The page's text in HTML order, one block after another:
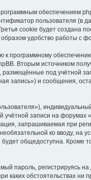
обеспечением
пользователя (в
cookie будет создана
удобство работы с
Вторым источником
под учётной
запись») и сообщения,
записи на форумах
запрашиваемая при
ко вводу, на
общедоступна. Кроме
пароль, регистрируясь на
каких обстоятельствах